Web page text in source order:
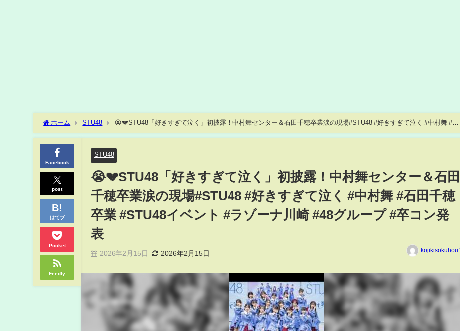
ホーム STU48
😭💔STU48「好きすぎて泣く」初披露！中村舞センター＆石田千穂卒業涙の現場#STU48 #好きすぎて泣く #中村舞 #石
田千穂卒業 #STU48イベント #ラゾーナ川崎 #48グループ #卒コン発表
Facebook
post
はてブ
Pocket
Feedly
STU48
😭💔STU48「好きすぎて泣く」初披露！中村舞センター＆石田
千穂卒業涙の現場#STU48 #好きすぎて泣く #中村舞 #石田千穂
卒業 #STU48イベント #ラゾーナ川崎 #48グループ #卒コン発
表
2026年2月15日 2026年2月15日 kojikisokuhou1